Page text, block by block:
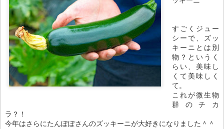
すごくジュー
シーで、ズッ
キーニとは別
物？というく
らい、美味し
くて美味しく
て。
これが微生物
群のチカ
ラ？！
今年はさらにたんぽぽさんのズッキーニが大好きになりました＾＾